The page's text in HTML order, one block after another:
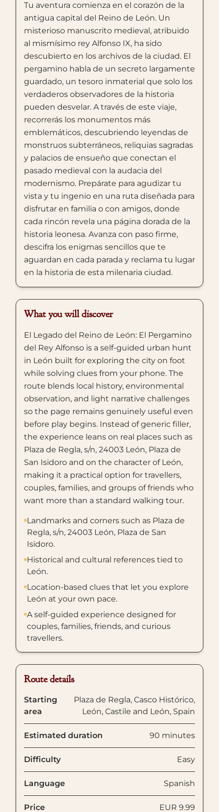
Tu aventura comienza en el corazón de la
antigua capital del Reino de León. Un
misterioso manuscrito medieval, atribuido
al mismísimo rey Alfonso IX, ha sido
descubierto en los archivos de la ciudad. El
pergamino habla de un secreto largamente
guardado, un tesoro inmaterial que solo los
verdaderos observadores de la historia
pueden desvelar. A través de este viaje,
recorrerás los monumentos más
emblemáticos, descubriendo leyendas de
monstruos subterráneos, reliquias sagradas
y palacios de ensueño que conectan el
pasado medieval con la audacia del
modernismo. Prepárate para agudizar tu
vista y tu ingenio en una ruta diseñada para
disfrutar en familia o con amigos, donde
cada rincón revela una página dorada de la
historia leonesa. Avanza con paso firme,
descifra los enigmas sencillos que te
aguardan en cada parada y reclama tu lugar
en la historia de esta milenaria ciudad.
What you will discover
El Legado del Reino de León: El Pergamino
del Rey Alfonso is a self-guided urban hunt
in León built for exploring the city on foot
while solving clues from your phone. The
route blends local history, environmental
observation, and light narrative challenges
so the page remains genuinely useful even
before play begins. Instead of generic filler,
the experience leans on real places such as
Plaza de Regla, s/n, 24003 León, Plaza de
San Isidoro and on the character of León,
making it a practical option for travellers,
couples, families, and groups of friends who
want more than a standard walking tour.
Landmarks and corners such as Plaza de
Regla, s/n, 24003 León, Plaza de San
Isidoro.
Historical and cultural references tied to
León.
Location-based clues that let you explore
León at your own pace.
A self-guided experience designed for
couples, families, friends, and curious
travellers.
Route details
Starting
area
Plaza de Regla, Casco Histórico,
León, Castile and León, Spain
Estimated duration 90 minutes
Difficulty Easy
Language Spanish
Price EUR 9.99